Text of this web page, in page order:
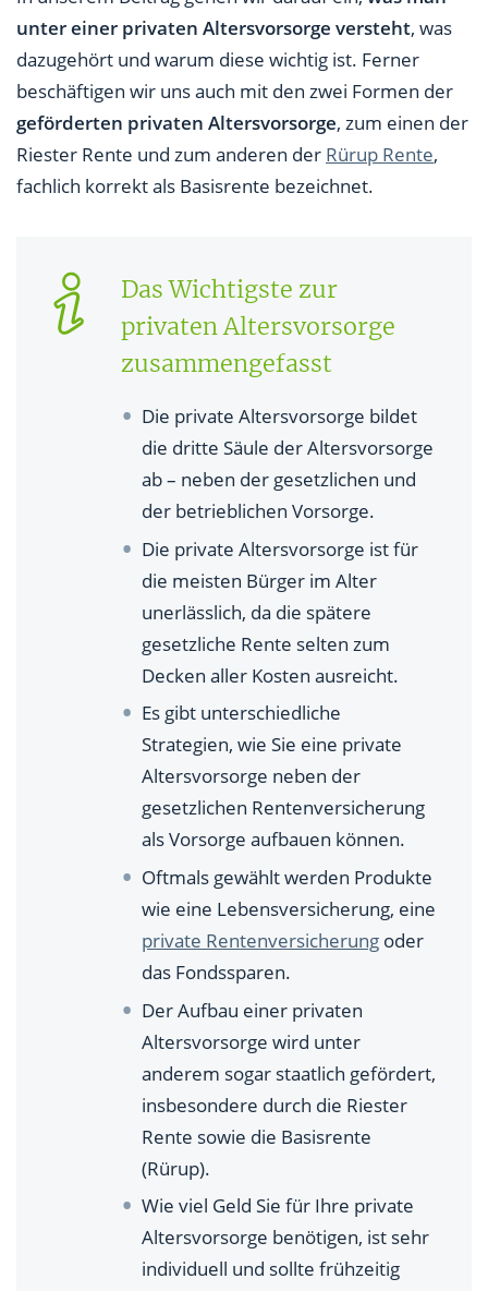
Was ist die Riester-Rente? Besonders für Familien
lohnenswerte Förderung
Für Riester oder Rürup entscheiden?
Wie viel Geld brauche ich für die private
Altersvorsorge?
Welche Form der privaten Altersvorsorge eignet sich
für mich?
unter einer privaten Altersvorsorge versteht, was
dazugehört und warum diese wichtig ist. Ferner
beschäftigen wir uns auch mit den zwei Formen der
geförderten privaten Altersvorsorge, zum einen der
Riester Rente und zum anderen der Rürup Rente,
fachlich korrekt als Basisrente bezeichnet.
Das Wichtigste zur
privaten Altersvorsorge
zusammengefasst
Die private Altersvorsorge bildet
die dritte Säule der Altersvorsorge
ab – neben der gesetzlichen und
der betrieblichen Vorsorge.
Die private Altersvorsorge ist für
die meisten Bürger im Alter
unerlässlich, da die spätere
gesetzliche Rente selten zum
Decken aller Kosten ausreicht.
Es gibt unterschiedliche
Strategien, wie Sie eine private
Altersvorsorge neben der
gesetzlichen Rentenversicherung
als Vorsorge aufbauen können.
Oftmals gewählt werden Produkte
wie eine Lebensversicherung, eine
private Rentenversicherung oder
das Fondssparen.
Der Aufbau einer privaten
Altersvorsorge wird unter
anderem sogar staatlich gefördert,
insbesondere durch die Riester
Rente sowie die Basisrente
(Rürup).
Wie viel Geld Sie für Ihre private
Altersvorsorge benötigen, ist sehr
individuell und sollte frühzeitig